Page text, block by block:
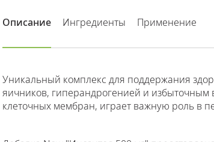
Описание Ингредиенты Применение
Уникальный комплекс для поддержания
яичников, гиперандрогенией и
клеточных мембран, играет важную роль в